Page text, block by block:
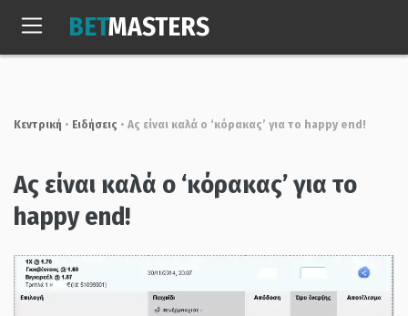
Σαβ, 8 Αυγ. 2026
BETMASTERS
Κεντρική • Ειδήσεις • Ας είναι καλά ο ‘κόρακας’ για το happy end!
Ας είναι καλά ο ‘κόρακας’ για το
happy end!